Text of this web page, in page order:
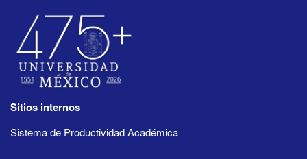
Sitios internos
Sistema de Productividad Académica